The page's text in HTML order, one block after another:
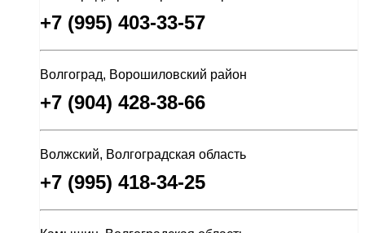
+7 (995) 403-33-57
Волгоград, Ворошиловский район
+7 (904) 428-38-66
Волжский, Волгоградская область
+7 (995) 418-34-25